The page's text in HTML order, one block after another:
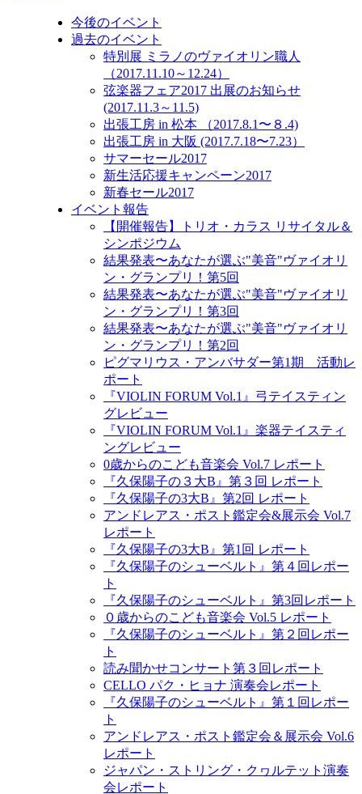
今後のイベント
過去のイベント
特別展 ミラノのヴァイオリン職人
（2017.11.10～12.24）
弦楽器フェア2017 出展のお知らせ
(2017.11.3～11.5)
出張工房 in 松本 （2017.8.1〜８.4)
出張工房 in 大阪 (2017.7.18〜7.23）
サマーセール2017
新生活応援キャンペーン2017
新春セール2017
イベント報告
【開催報告】トリオ・カラス リサイタル＆
シンポジウム
結果発表〜あなたが選ぶ"美音"ヴァイオリ
ン・グランプリ！第5回
結果発表〜あなたが選ぶ"美音"ヴァイオリ
ン・グランプリ！第3回
結果発表〜あなたが選ぶ"美音"ヴァイオリ
ン・グランプリ！第2回
ピグマリウス・アンバサダー第1期 活動レ
ポート
『VIOLIN FORUM Vol.1』弓テイスティン
グレビュー
『VIOLIN FORUM Vol.1』楽器テイスティ
ングレビュー
0歳からのこども音楽会 Vol.7 レポート
『久保陽子の３大B』第３回 レポート
『久保陽子の3大B』第2回 レポート
アンドレアス・ポスト鑑定会&展示会 Vol.7
レポート
『久保陽子の3大B』第1回 レポート
『久保陽子のシューベルト』第４回レポー
ト
『久保陽子のシューベルト』第3回レポート
０歳からのこども音楽会 Vol.5 レポート
『久保陽子のシューベルト』第２回レポー
ト
読み聞かせコンサート第３回レポート
CELLO パク・ヒョナ 演奏会レポート
『久保陽子のシューベルト』第１回レポー
ト
アンドレアス・ポスト鑑定会＆展示会 Vol.6
レポート
ジャパン・ストリング・クヮルテット演奏
会レポート